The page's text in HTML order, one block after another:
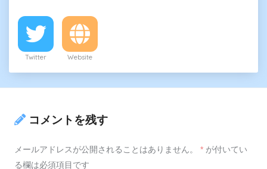
Twitter Website
コメントを残す
メールアドレスが公開されることはありません。 * が付いてい
る欄は必須項目です